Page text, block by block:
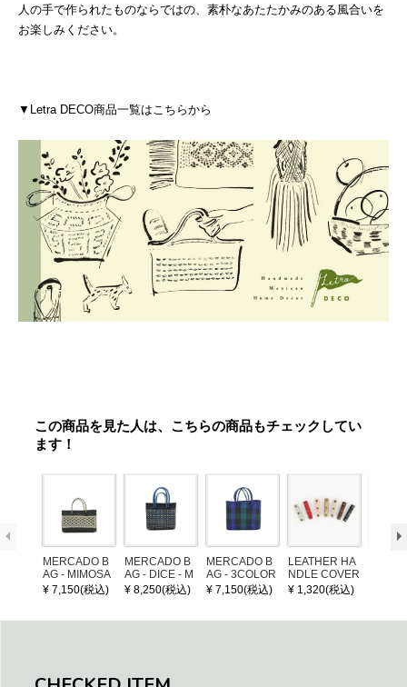
人の手で作られたものならではの、素朴なあたたかみのある風合いを
お楽しみください。
▼Letra DECO商品一覧はこちらから
この商品を見た人は、こちらの商品もチェックしてい
ます！
MERCADO B
AG - MIMOSA
- Black / Crea
m (SHORT X
¥ 7,150(税込)
MERCADO B
AG - DICE - M
OSAIC - Black
/ Cream / Meta
¥ 8,250(税込)
MERCADO B
AG - 3COLOR
S CHECK - Bl
ack / Dark Gre
¥ 7,150(税込)
LEATHER HA
NDLE COVER
¥ 1,320(税込)